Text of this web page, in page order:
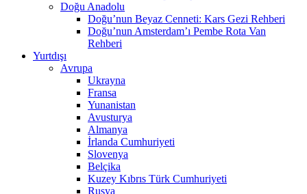
Doğu Anadolu
Doğu’nun Beyaz Cenneti: Kars Gezi Rehberi
Doğu’nun Amsterdam’ı Pembe Rota Van
Rehberi
Yurtdışı
Avrupa
Ukrayna
Fransa
Yunanistan
Avusturya
Almanya
İrlanda Cumhuriyeti
Slovenya
Belçika
Kuzey Kıbrıs Türk Cumhuriyeti
Rusya